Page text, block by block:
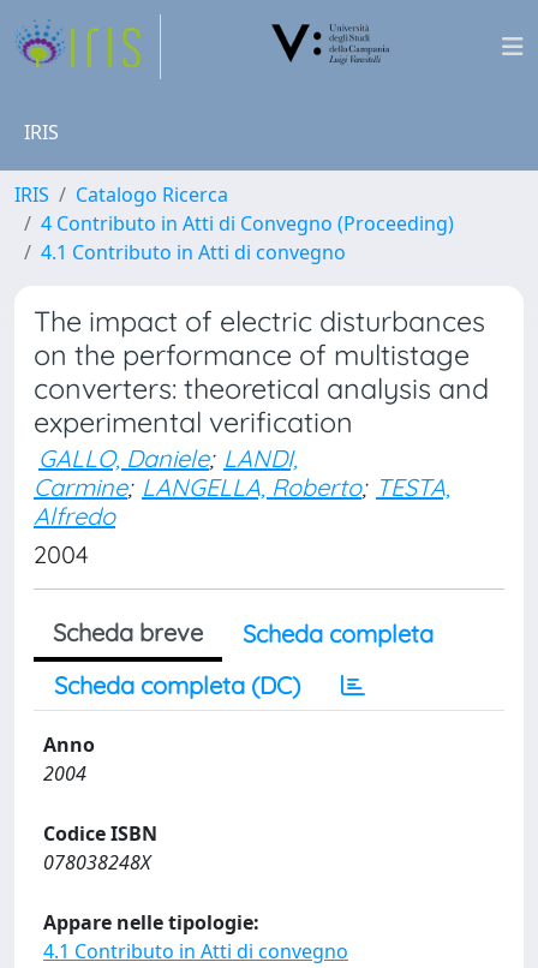
IRIS
IRIS
Catalogo Ricerca
4 Contributo in Atti di Convegno (Proceeding)
4.1 Contributo in Atti di convegno
The impact of electric disturbances
on the performance of multistage
converters: theoretical analysis and
experimental verification
GALLO, Daniele; LANDI,
Carmine; LANGELLA, Roberto; TESTA,
Alfredo
2004
Scheda breve
Scheda completa
Scheda completa (DC)
Anno
2004
Codice ISBN
078038248X
Appare nelle tipologie:
4.1 Contributo in Atti di convegno